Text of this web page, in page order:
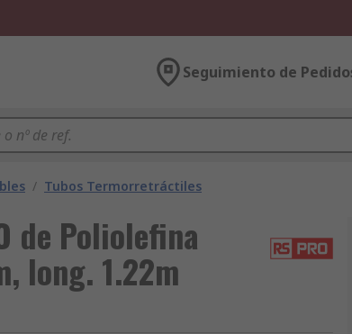
Seguimiento de
/ Tubos Termorretráctiles
de Poliolefina
long. 1.22m